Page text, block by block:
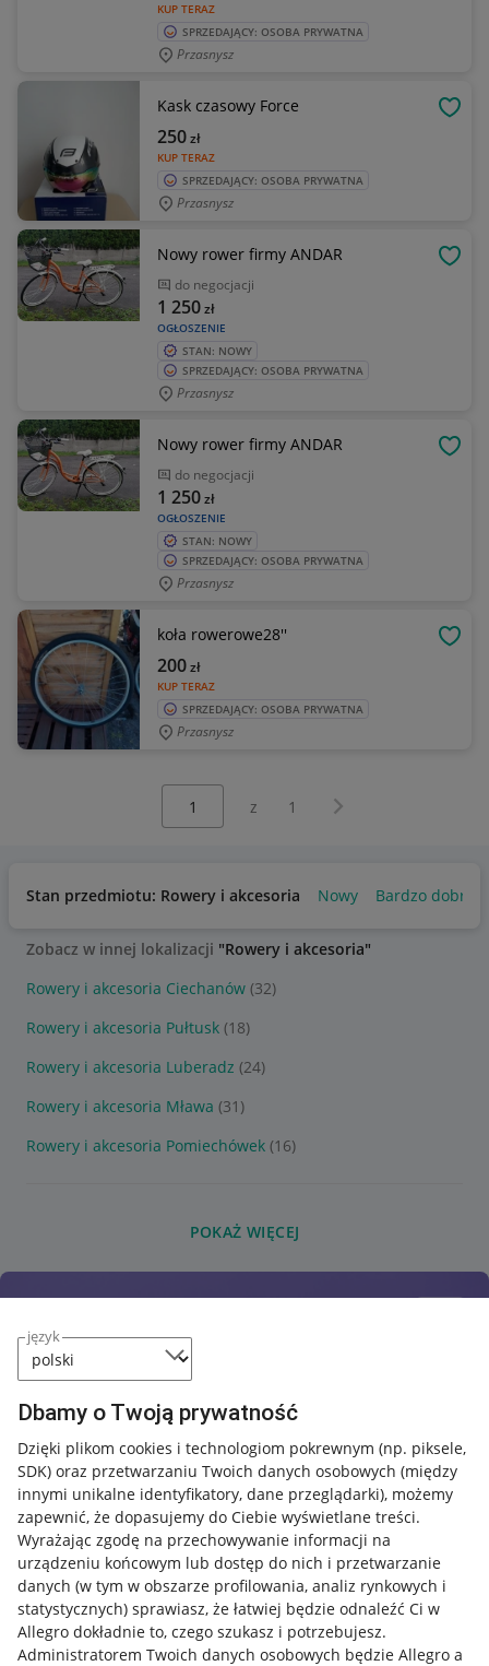
język
Dbamy o Twoją prywatność
Dzięki plikom cookies i technologiom pokrewnym (np. piksele,
SDK) oraz przetwarzaniu Twoich danych osobowych (między
innymi unikalne identyfikatory, dane przeglądarki), możemy
zapewnić, że dopasujemy do Ciebie wyświetlane treści.
Wyrażając zgodę na przechowywanie informacji na
urządzeniu końcowym lub dostęp do nich i przetwarzanie
danych (w tym w obszarze profilowania, analiz rynkowych i
statystycznych) sprawiasz, że łatwiej będzie odnaleźć Ci w
Allegro dokładnie to, czego szukasz i potrzebujesz.
Administratorem Twoich danych osobowych będzie Allegro a
KUP TERAZ
SPRZEDAJĄCY: OSOBA PRYWATNA
Przasnysz
Kask czasowy Force
KUP TERAZ
250zł
SPRZEDAJĄCY: OSOBA PRYWATNA
Przasnysz
Nowy rower firmy ANDAR
do negocjacji
OGŁOSZENIE
1 250zł
STAN: NOWY
SPRZEDAJĄCY: OSOBA PRYWATNA
Przasnysz
Nowy rower firmy ANDAR
do negocjacji
OGŁOSZENIE
1 250zł
STAN: NOWY
SPRZEDAJĄCY: OSOBA PRYWATNA
Przasnysz
koła rowerowe28''
KUP TERAZ
200zł
SPRZEDAJĄCY: OSOBA PRYWATNA
Przasnysz
z 1 Następna strona
Stan przedmiotu: Rowery i akcesoria Nowy Bardzo dobry
Zobacz w innej lokalizacji "Rowery i akcesoria"
Rowery i akcesoria Ciechanów (32)
Rowery i akcesoria Pułtusk (18)
Rowery i akcesoria Luberadz (24)
Rowery i akcesoria Mława (31)
Rowery i akcesoria Pomiechówek (16)
POKAŻ WIĘCEJ